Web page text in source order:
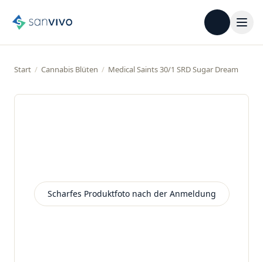
Start / Cannabis Blüten / Medical Saints 30/1 SRD Sugar Dream
Scharfes Produktfoto nach der Anmeldung